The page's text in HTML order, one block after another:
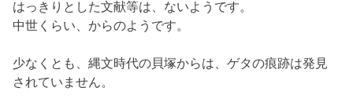
はっきりとした文献等は、ないようです。
中世くらい、からのようです。
少なくとも、縄文時代の貝塚からは、ゲタの痕跡は発見
されていません。